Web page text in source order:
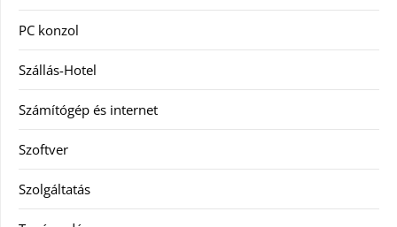
PC konzol
Szállás-Hotel
Számítógép és internet
Szoftver
Szolgáltatás